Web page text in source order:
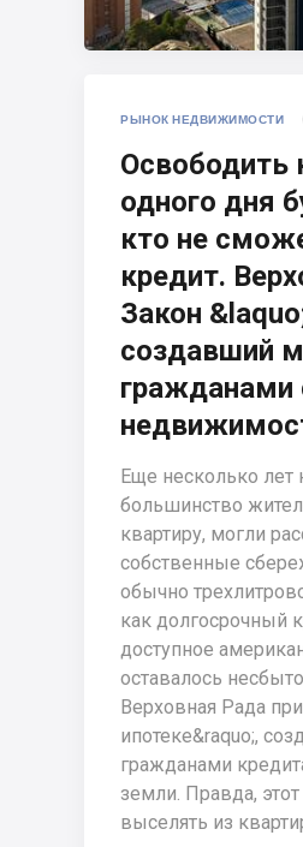
РЫНОК НЕДВИЖИМОСТИ
Освободить
одного дня
кто не
кредит.
Закон
создавший
гражданами
Еще несколько
большинство
квартиру, могли
собственные
обычно
как долгосрочный
доступное
оставалось
Верховная Рада
ипотеке&raquo;,
гражданами
земли. Правда,
выселять из